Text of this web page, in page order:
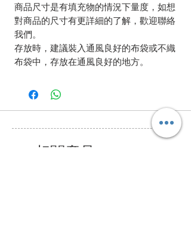
商品尺寸是有填充物的情況下量度，如想
對商品的尺寸有更詳細的了解，歡迎聯絡
我們。
存放時，建議裝入通風良好的布袋或不織
布袋中，存放在通風良好的地方。
相關產品